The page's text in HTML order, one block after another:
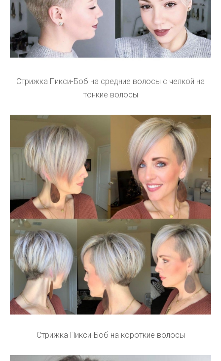
Стрижка Пикси-Боб на средние волосы с челкой на
тонкие волосы
Стрижка Пикси-Боб на короткие волосы